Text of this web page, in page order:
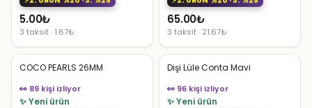
5.00₺
3 taksit · 1.67₺
65.00₺
3 taksit · 21.67₺
COCO PEARLS 26MM
👀 89 kişi izliyor
✨ Yeni ürün
Dişi Lüle Conta Mavi
👀 96 kişi izliyor
✨ Yeni ürün